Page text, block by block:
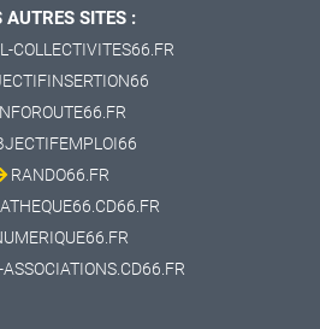
AUTRES SITES :
COLLECTIVITES66.FR
RANDO66.FR
ASSOCIATIONS.CD66.FR